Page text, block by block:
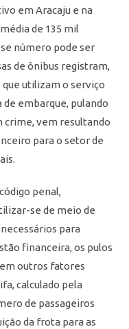
em Aracaju e na
de 135 mil
número pode ser
de ônibus registram,
utilizam o serviço
embarque, pulando
crime, vem resultando
para o setor de
penal,
se de meio de
para
financeira, os pulos
outros fatores
calculado pela
de passageiros
da frota para as